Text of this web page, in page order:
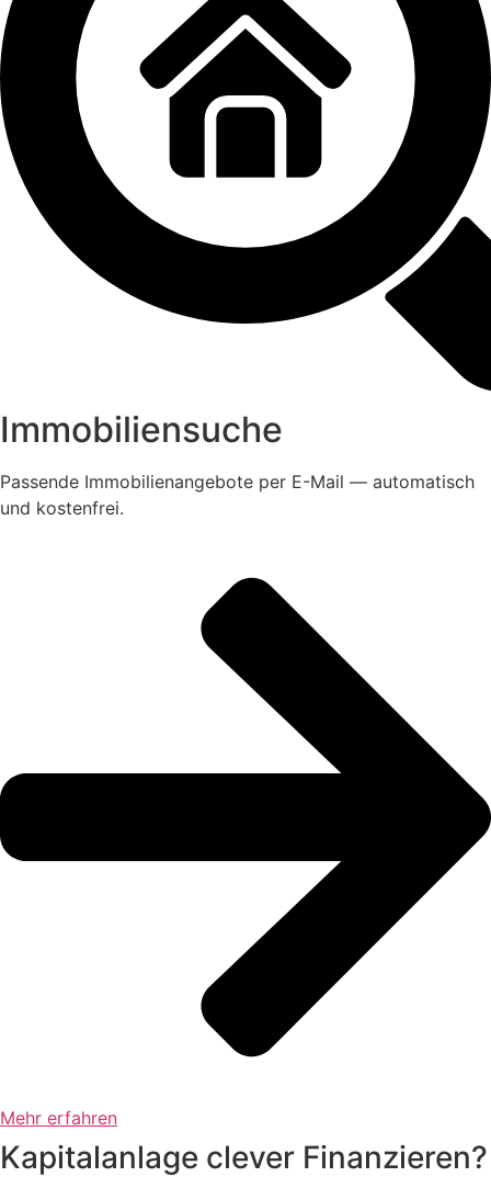
Immobiliensuche
Passende Immobilienangebote per E-Mail — automatisch
und kostenfrei.
Mehr erfahren
Kapitalanlage clever Finanzieren?